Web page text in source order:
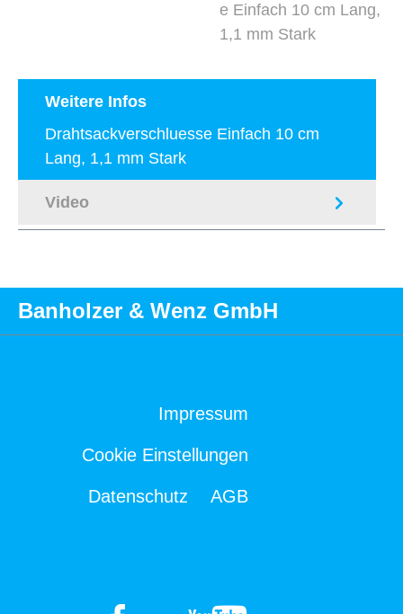
e Einfach 10 cm Lang,
1,1 mm Stark
Weitere Infos
Drahtsackverschluesse Einfach 10 cm
Lang, 1,1 mm Stark
Video
Banholzer & Wenz GmbH
Impressum
Cookie Einstellungen
Datenschutz AGB